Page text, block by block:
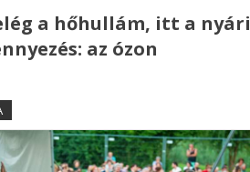
a hőhullám, itt a nyári
az ózon